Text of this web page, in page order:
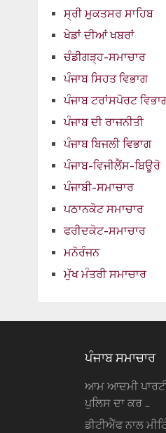
ਸ੍ਰੀ ਮੁਕਤਸਰ ਸਾਹਿਬ
ਖੇਡਾਂ ਦੀਆਂ ਖਬਰਾਂ
ਚੰਡੀਗੜ੍ਹ-ਸਮਾਚਾਰ
ਪੰਜਾਬ ਸਿਹਤ ਵਿਭਾਗ
ਪੰਜਾਬ ਟਰਾਂਸਪੋਰਟ
ਪੰਜਾਬ ਦੀ ਰਾਜਨੀਤੀ
ਪੰਜਾਬ ਬਿਜਲੀ ਵਿਭਾਗ
ਪੰਜਾਬ-ਵਿਜੀਲੈਂਸ-ਬਿਊਰੋ
ਪੰਜਾਬੀ-ਸਮਾਚਾਰ
ਪਠਾਨਕੋਟ ਸਮਾਚਾਰ
ਫਰੀਦਕੋਟ-ਸਮਾਚਾਰ
ਮਨੋਰੰਜਨ
ਮੁੱਖ ਮੰਤਰੀ ਸਮਾਚਾਰ
ਪੰਜਾਬ ਸਮਾਚਾਰ
ਆਮ ਆਦਮੀ
ਪੁਲਿਸ ਦਾ ਕਰ …
ਡੀਟੀਐੱਫ ਨਾਲ